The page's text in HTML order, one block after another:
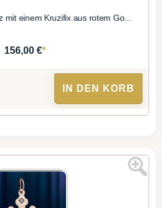
einem Kruzifix aus rotem Go...
156,00 €*
IN DEN KORB